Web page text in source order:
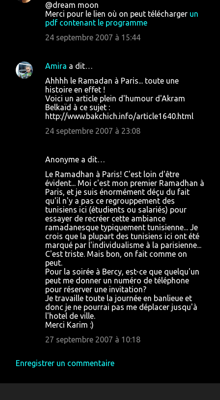
@dream moon
Merci pour le lien où on peut télécharger un
pdf contenant le programme
24 septembre 2007 à 15:44
Amira a dit…
Ahhhh le Ramadan à Paris... toute une
histoire en effet !
Voici un article plein d'humour d'Akram
Belkaïd à ce sujet :
http://www.bakchich.info/article1640.html
24 septembre 2007 à 23:08
Anonyme a dit…
Le Ramadhan à Paris! C'est loin d'être
évident... Moi c'est mon premier Ramadhan à
Paris, et je suis énormément déçu du fait
qu'il n'y a pas ce regrouppement des
tunisiens ici (étudients ou salariés) pour
essayer de recréer cette ambiance
ramadanesque typiquement tunisienne... Je
crois que la plupart des tunisiens ici ont été
marqué par l'individualisme à la parisienne...
C'est triste. Mais bon, on fait comme on
peut.
Pour la soirée à Bercy, est-ce que quelqu'un
peut me donner un numéro de téléphone
pour réserver une invitation?
Je travaille toute la journée en banlieue et
donc je ne pourrai pas me déplacer jusqu'à
l'hotel de ville.
Merci Karim :)
27 septembre 2007 à 10:18
Enregistrer un commentaire